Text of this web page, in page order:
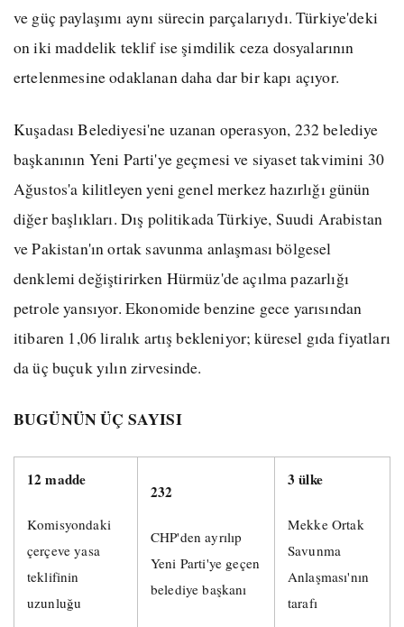
ve güç paylaşımı aynı sürecin parçalarıydı. Türkiye'deki
on iki maddelik teklif ise şimdilik ceza dosyalarının
ertelenmesine odaklanan daha dar bir kapı açıyor.
Kuşadası Belediyesi'ne uzanan operasyon, 232 belediye
başkanının Yeni Parti'ye geçmesi ve siyaset takvimini 30
Ağustos'a kilitleyen yeni genel merkez hazırlığı günün
diğer başlıkları. Dış politikada Türkiye, Suudi Arabistan
ve Pakistan'ın ortak savunma anlaşması bölgesel
denklemi değiştirirken Hürmüz'de açılma pazarlığı
petrole yansıyor. Ekonomide benzine gece yarısından
itibaren 1,06 liralık artış bekleniyor; küresel gıda fiyatları
da üç buçuk yılın zirvesinde.
BUGÜNÜN ÜÇ SAYISI
12 madde
Komisyondaki
çerçeve yasa
teklifinin
uzunluğu
232
CHP'den ayrılıp
Yeni Parti'ye geçen
belediye başkanı
3 ülke
Mekke Ortak
Savunma
Anlaşması'nın
tarafı